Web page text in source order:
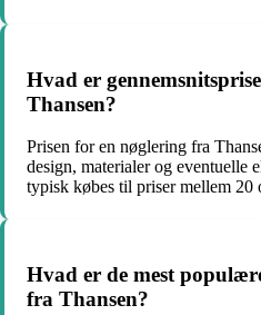
Hvad er
Thansen?
Prisen for en nøglering fra
design, materialer og eventuelle
typisk købes til priser mellem 20
Hvad er de mest
fra Thansen?